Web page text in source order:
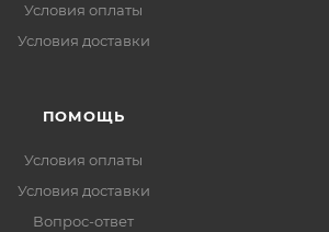
Условия оплаты
Условия доставки
ПОМОЩЬ
Условия оплаты
Условия доставки
Вопрос-ответ